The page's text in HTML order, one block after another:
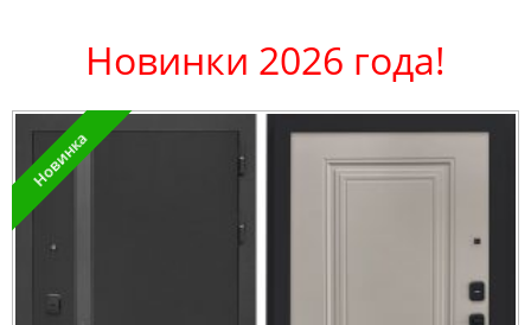
Новинки 2026 года!
Новинка